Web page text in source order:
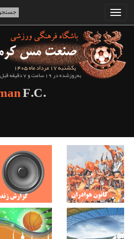
یکشنبه 17 مرداد ماه 1405
به‌روزشده در 19 ساعت و 7 دقیقه قبل
F.C.